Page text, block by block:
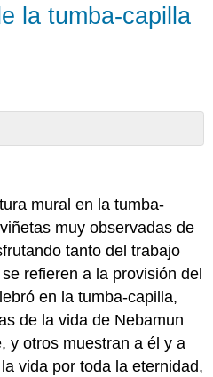
la tumba-capilla
mural en la tumba-
muy observadas de
tanto del trabajo
refieren a la provisión del
en la tumba-capilla,
de la vida de Nebamun
y otros muestran a él y a
vida por toda la eternidad,